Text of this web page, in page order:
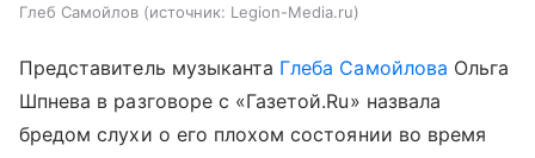
Глеб Самойлов источник: Legion-Media.ru
Представитель музыканта Глеба Самойлова Ольга
Шпнева в разговоре с «Газетой.Ru» назвала
бредом слухи о его плохом состоянии во время